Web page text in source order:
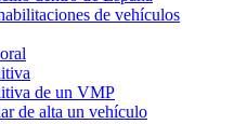
de vehículos
de un VMP
de alta un vehículo